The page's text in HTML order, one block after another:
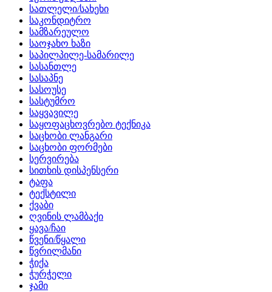
სათლელი/სახეხი
საკონდიტრო
სამზარეულო
საოჯახო ხაზი
საპილპილე-სამარილე
სასანთლე
სასაპნე
სასოუსე
სასტუმრო
საყვავილე
საყოფაცხოვრებო ტექნიკა
საცხობი ლანგარი
საცხობი ფორმები
სერვირება
სითხის დისპენსერი
ტაფა
ტექსტილი
ქვაბი
ღვინის ლამბაქი
ყავა/ჩაი
წვენი/წყალი
წვრილმანი
ჭიქა
ჭურჭელი
ჯამი